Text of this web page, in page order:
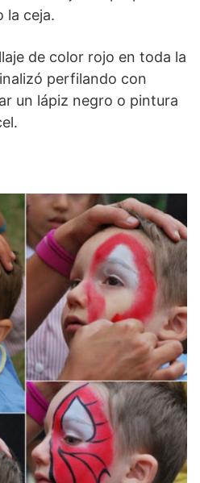
la ceja.
de color rojo en toda la
perfilando con
un lápiz negro o pintura